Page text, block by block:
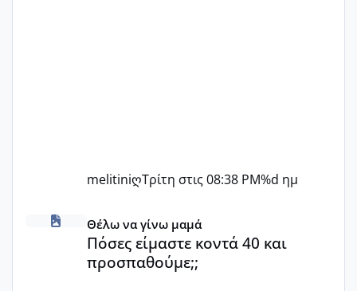
melitiniღΤρίτη στις 08:38 PM%d ημ
Πόσες είμαστε κοντά 40 και προσπαθούμε;;
Θέλω να γίνω μαμά
Πόσες είμαστε κοντά 40 και
προσπαθούμε;;